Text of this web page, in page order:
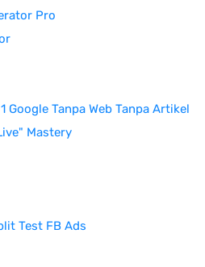
Pro
Google Tanpa Web Tanpa Artikel
Mastery
Test FB Ads